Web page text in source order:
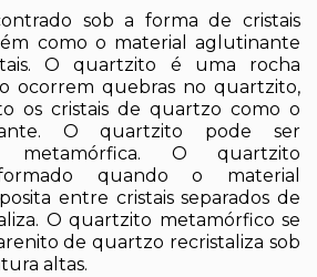
sob a forma de cristais
como o material aglutinante
O quartzito é uma rocha
ocorrem quebras no quartzito,
os cristais de quartzo como o
O quartzito pode ser
metamórfica. O quartzito
quando o material
entre cristais separados de
O quartzito metamórfico se
de quartzo recristaliza sob
altas.